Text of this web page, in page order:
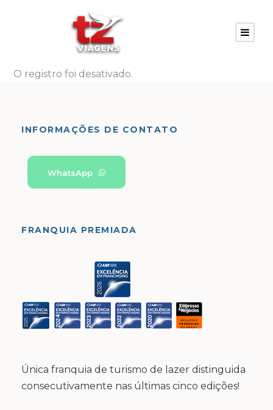
O registro foi desativado.
INFORMAÇÕES DE CONTATO
WhatsApp
FRANQUIA PREMIADA
Única franquia de turismo de lazer distinguida
consecutivamente nas últimas cinco edições!